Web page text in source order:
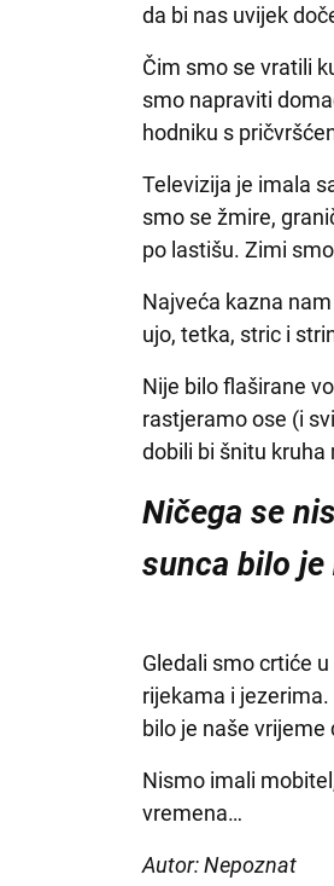
da bi nas uvijek
Čim smo se vratili
smo napraviti
hodniku s
Televizija je imala
smo se žmire,
po lastišu. Zimi
Najveća kazna
ujo, tetka, stric i
Nije bilo flaširane
rastjeramo ose (i
dobili bi šnitu
Ničega se
sunca bilo
Gledali smo crtiće
rijekama i
bilo je naše vrijeme
Nismo imali
vremena…
Autor: Nepoznat